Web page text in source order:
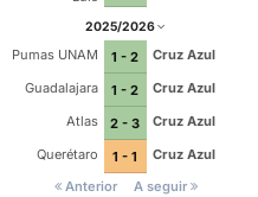
2025/2026
Pumas UNAM 1 - 2
Cruz Azul
Guadalajara
1 - 2
Cruz Azul
Atlas
2 - 3
Cruz Azul
Querétaro
1 - 1
Cruz Azul
Anterior
A seguir